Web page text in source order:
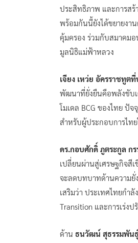
ประสิทธิภาพ และการสร้
พร้อมกันนี้ยังได้ขยายงา
คุ้มครอง ร่วมกับสมาคมอ
มูลนิธิแม่ฟ้าหลวง
เจียง เหว่ย อัครราชทู
พัฒนาที่ยั่งยืนคือพลังขับ
โมเดล BCG ของไทย ปั
สำหรับผู้ประกอบการไท
ดร.กอบศักดิ์ ภูตระกูล ก
เปลี่ยนผ่านสู่เศรษฐกิจสีเ
จะลดบทบาทด้านความยั่
เสริมว่า ประเทศไทยกำ
Transition และการเร่งป
ด้าน ธนวัฒน์ สุธรรมพัน